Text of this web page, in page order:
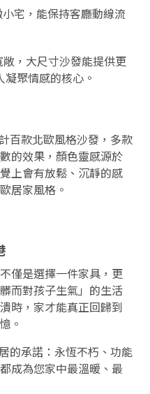
宅，能保持客廳動線流
，大尺寸沙發能提供更
聚情感的核心。
百款北歐風格沙發，多款
的效果，顏色靈感源於
上會有放鬆、沉靜的感
居家風格。
僅是選擇一件家具，更
而對孩子生氣」的生活
時，家才能真正回歸到
。
的承諾：永恆不朽、功能
成為您家中最溫暖、最